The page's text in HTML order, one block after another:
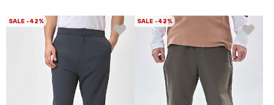
SALE -42% SALE -42%